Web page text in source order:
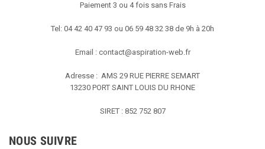
Paiement 3 ou 4 fois sans Frais
Tel: 04 42 40 47 93 ou 06 59 48 32 38 de 9h à 20h
Email : contact@aspiration-web.fr
Adresse : AMS 29 RUE PIERRE SEMART
13230 PORT SAINT LOUIS DU RHONE
SIRET : 852 752 807
NOUS SUIVRE